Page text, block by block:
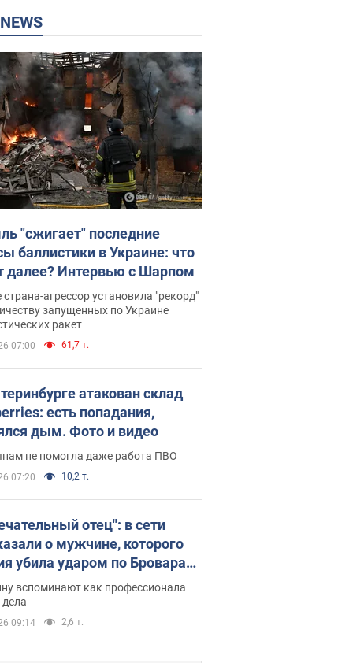
NEWS
"сжигает" последние
баллистики в Украине: что
далее? Интервью с Шарпом
агрессор установила "рекорд"
запущенных по Украине
ракет
07:00 61,7 т.
атакован склад
есть попадания,
дым. Фото и видео
не помогла даже работа ПВО
07:20 10,2 т.
отец": в сети
о мужчине, которого
убила ударом по Броварам.
вспоминают как профессионала
дела
09:14 2,6 т.